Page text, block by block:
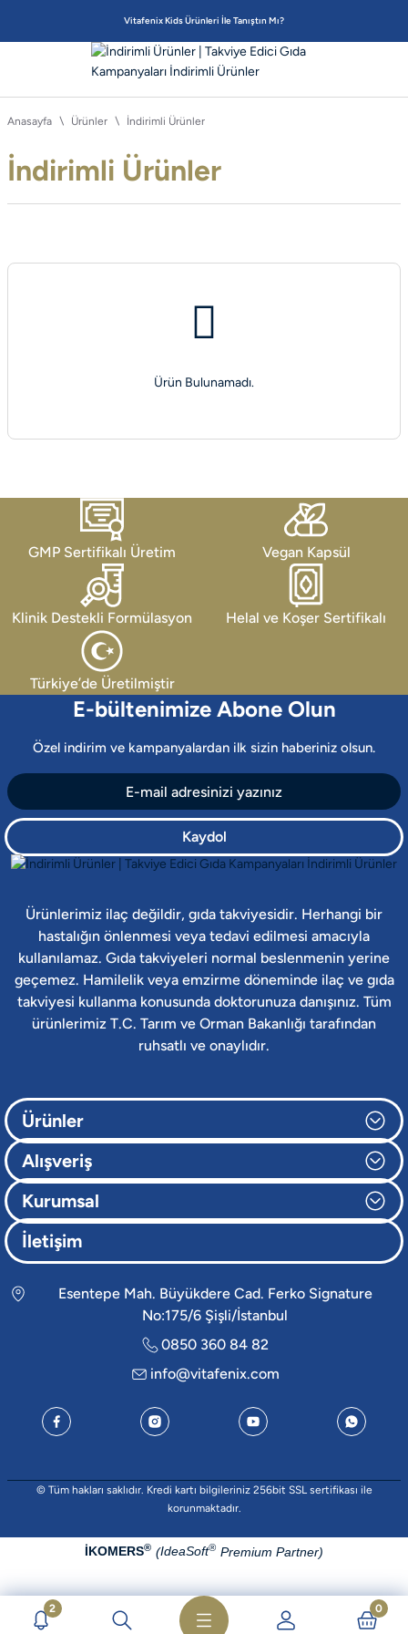
Vitafenix Kids Ürünleri İle Tanıştın Mı?
Anasayfa Ürünler İndirimli Ürünler
İndirimli Ürünler
Ürün Bulunamadı.
GMP Sertifikalı Üretim Vegan Kapsül
Klinik Destekli Formülasyon Helal ve Koşer Sertifikalı
Türkiye’de Üretilmiştir
E-bültenimize Abone Olun
Özel indirim ve kampanyalardan ilk sizin haberiniz olsun.
Kaydol
Ürünlerimiz ilaç değildir, gıda takviyesidir. Herhangi bir
hastalığın önlenmesi veya tedavi edilmesi amacıyla
kullanılamaz. Gıda takviyeleri normal beslenmenin yerine
geçemez. Hamilelik veya emzirme döneminde ilaç ve gıda
takviyesi kullanma konusunda doktorunuza danışınız. Tüm
ürünlerimiz T.C. Tarım ve Orman Bakanlığı tarafından
ruhsatlı ve onaylıdır.
Ürünler
Alışveriş
Kurumsal
İletişim
Esentepe Mah. Büyükdere Cad. Ferko Signature
No:175/6 Şişli/İstanbul
0850 360 84 82
info@vitafenix.com
© Tüm hakları saklıdır. Kredi kartı bilgileriniz 256bit SSL sertifikası ile
korunmaktadır.
2 0
İKOMERS® (IdeaSoft® Premium Partner)